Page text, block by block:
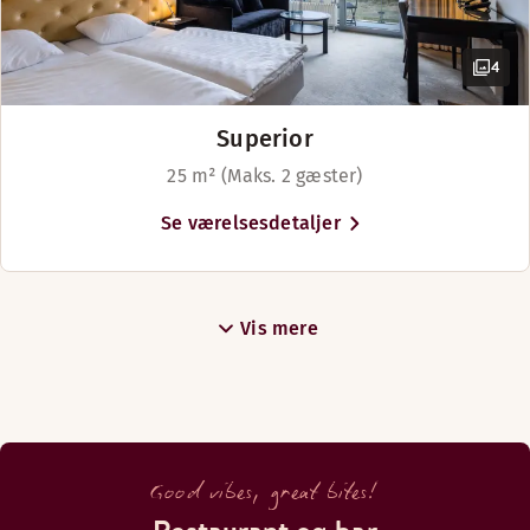
4
Superior
25 m² (Maks. 2 gæster)
Se værelsesdetaljer
Vis mere
Good vibes, great bites!
du hurtigt i Horsens, og selvom du
ikke er i bil. Hotellet ligger også i
gåafstand til Horsens største
attraktion FÆNGSLET, som du også
kan være heldig at skimte fra dit
værelse. Er du til naturoplevelser
byder naturreservatet Nørrestrand
natur og et rigt dyreliv.